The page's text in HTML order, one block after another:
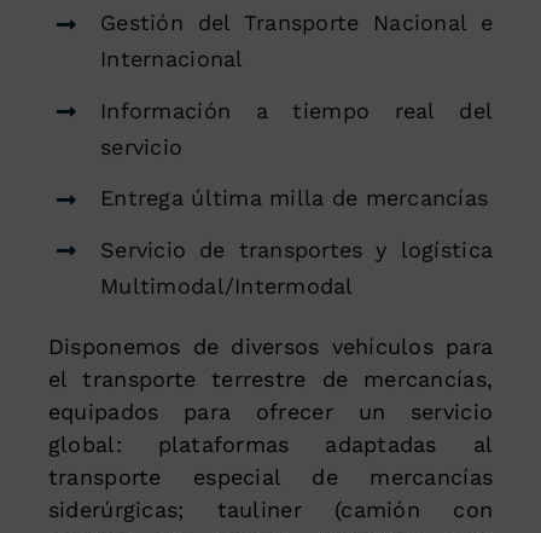
Gestión del Transporte Nacional e
Internacional
Información a tiempo real del
servicio
Entrega última milla de mercancías
Servicio de transportes y logística
Multimodal/Intermodal
Disponemos de diversos vehículos para
el transporte terrestre de mercancías,
equipados para ofrecer un servicio
global: plataformas adaptadas al
transporte especial de mercancías
siderúrgicas; tauliner (camión con